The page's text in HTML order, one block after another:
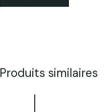
Produits similaires